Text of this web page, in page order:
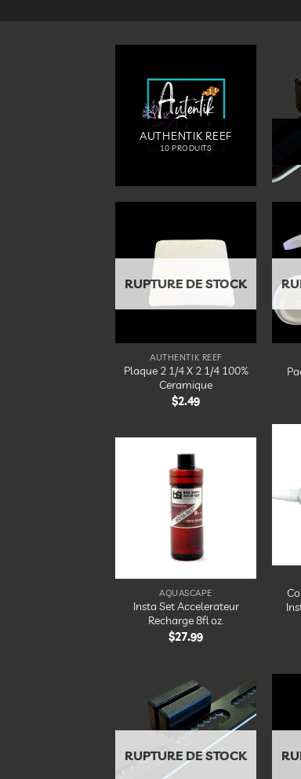
AUTHENTIK REEF
10 PRODUITS
Ajouter
à la
liste
d’envies
RUPTURE DE STOCK
AUTHENTIK REEF
Plaque 2 1/4 X 2 1/4 100%
Ceramique
$2.49
AQUASCAPE
Insta Set Accelerateur
Recharge 8fl oz.
$27.99
Ajouter
à la
liste
d’envies
RUPTURE DE STOCK